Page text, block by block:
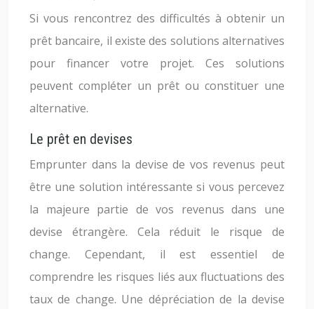
Si vous rencontrez des difficultés à obtenir un
prêt bancaire, il existe des solutions alternatives
pour financer votre projet. Ces solutions
peuvent compléter un prêt ou constituer une
alternative.
Le prêt en devises
Emprunter dans la devise de vos revenus peut
être une solution intéressante si vous percevez
la majeure partie de vos revenus dans une
devise étrangère. Cela réduit le risque de
change. Cependant, il est essentiel de
comprendre les risques liés aux fluctuations des
taux de change. Une dépréciation de la devise